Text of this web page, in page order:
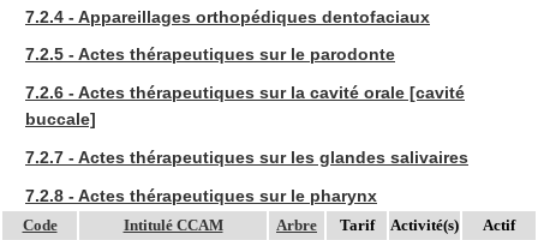
7.2.4 - Appareillages orthopédiques dentofaciaux
7.2.5 - Actes thérapeutiques sur le parodonte
7.2.6 - Actes thérapeutiques sur la cavité orale [cavité
buccale]
7.2.7 - Actes thérapeutiques sur les glandes salivaires
7.2.8 - Actes thérapeutiques sur le pharynx
Code Intitulé CCAM Arbre Tarif Activité(s) Actif